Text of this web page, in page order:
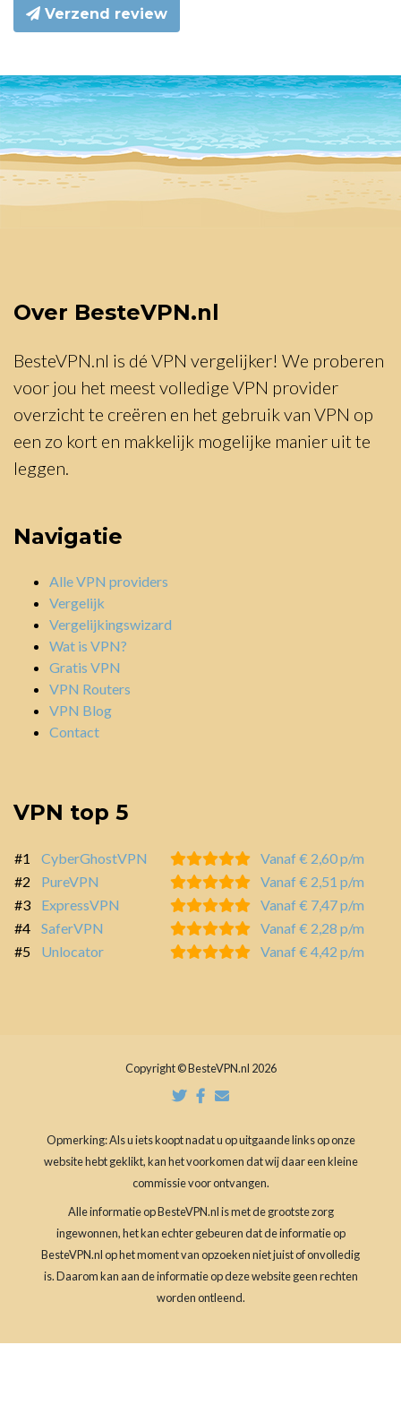
Verzend review
Over BesteVPN.nl
BesteVPN.nl is dé VPN vergelijker! We proberen
voor jou het meest volledige VPN provider
overzicht te creëren en het gebruik van VPN op
een zo kort en makkelijk mogelijke manier uit te
leggen.
Navigatie
Alle VPN providers
Vergelijk
Vergelijkingswizard
Wat is VPN?
Gratis VPN
VPN Routers
VPN Blog
Contact
VPN top 5
#1 CyberGhostVPN
Vanaf € 2,60 p/m
#2
PureVPN
Vanaf € 2,51 p/m
#3
ExpressVPN
Vanaf € 7,47 p/m
#4
SaferVPN
Vanaf € 2,28 p/m
#5
Unlocator Vanaf € 4,42 p/m
Copyright © BesteVPN.nl 2026
Opmerking: Als u iets koopt nadat u op uitgaande links op onze
website hebt geklikt, kan het voorkomen dat wij daar een kleine
commissie voor ontvangen.
Alle informatie op BesteVPN.nl is met de grootste zorg
ingewonnen, het kan echter gebeuren dat de informatie op
BesteVPN.nl op het moment van opzoeken niet juist of onvolledig
is. Daarom kan aan de informatie op deze website geen rechten
worden ontleend.